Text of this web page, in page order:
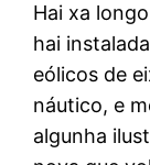
Hai xa
hai
eólicos de
náutico, e
algunha